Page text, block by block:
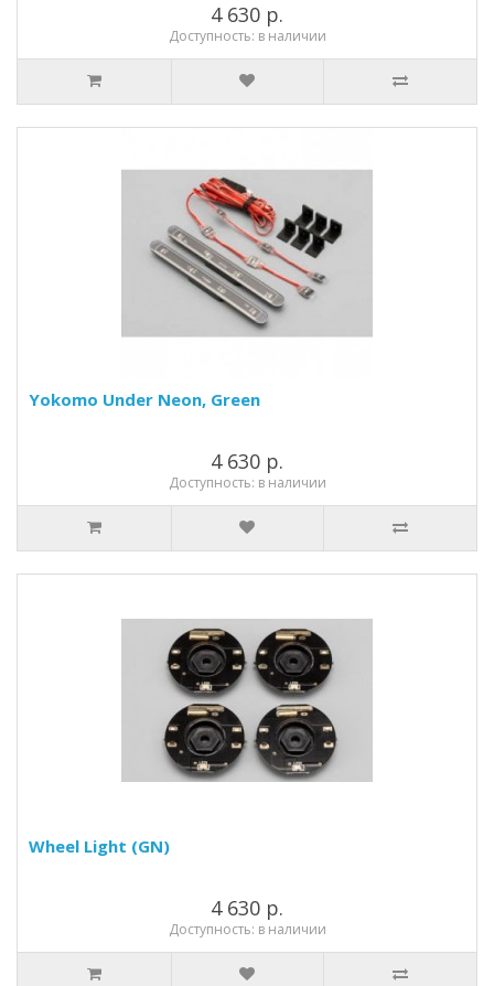
4 630 р.
Доступность: в наличии
Yokomo Under Neon, Green
4 630 р.
Доступность: в наличии
Wheel Light (GN)
4 630 р.
Доступность: в наличии